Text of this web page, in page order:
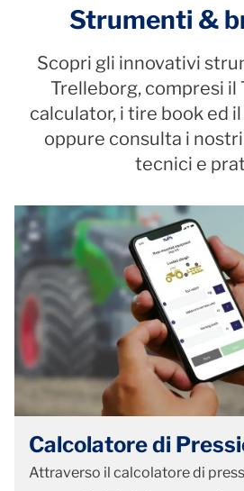
Strumenti &
Scopri gli innovativi
Trelleborg, compresi il
calculator, i tire book ed
oppure consulta i
tecnici e
Calcolatore di
Attraverso il calcolatore di